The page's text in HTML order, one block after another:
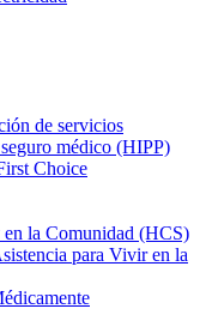
de servicios
médico (HIPP)
Choice
la Comunidad (HCS)
para Vivir en la